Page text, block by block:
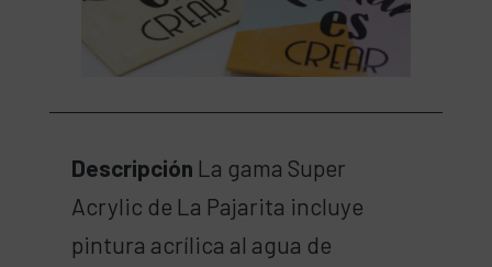
Descripción La gama Super
Acrylic de La Pajarita incluye
pintura acrílica al agua de